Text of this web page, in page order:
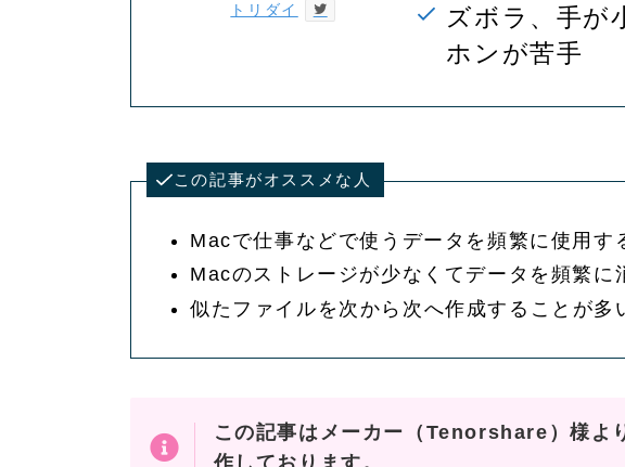
トリダイ
ズボラ、手が
ホンが苦手
この記事がオススメな人
Macで仕事などで使うデータを頻繁に使用す
Macのストレージが少なくてデータを頻繁に
似たファイルを次から次へ作成することが多
この記事はメーカー（Tenorshare）様よ